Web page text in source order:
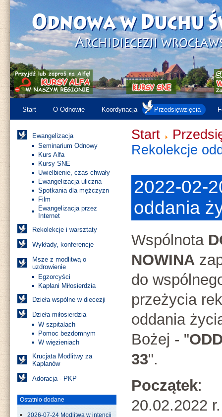
Start O Odnowie Koordynacja Przedsięwzięcia
Ewangelizacja
Seminarium Odnowy
Kurs Alfa
Kursy SNE
Uwielbienie, czas chwały
Ewangelizacja uliczna
Spotkania dla mężczyzn
Film
Ewangelizacja przez
Internet
Rekolekcje i warsztaty
Wykłady, konferencje
Msze z modlitwą o
uzdrowienie
Egzorcyści
Kapłani Miłosierdzia
Dzieła wspólne w diecezji
Dzieła miłosierdzia
W szpitalach
Pomoc bezdomnym
W więzieniach
Krucjata Modlitwy za
Kapłanów
Adoracja - PKP
Ostatnio dodane
2026-07-24 Modlitwa w intencji
Start
Rekolekcje
2022-02-
oddania
Wspólnota
NOWINA
do
przeżycia
oddania
Bożej - "
33".
Początek:
20.02.2022 r.